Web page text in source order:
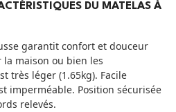
DU MATELAS À
garantit confort et douceur
maison ou bien les
très léger (1.65kg). Facile
imperméable. Position sécurisée
relevés.